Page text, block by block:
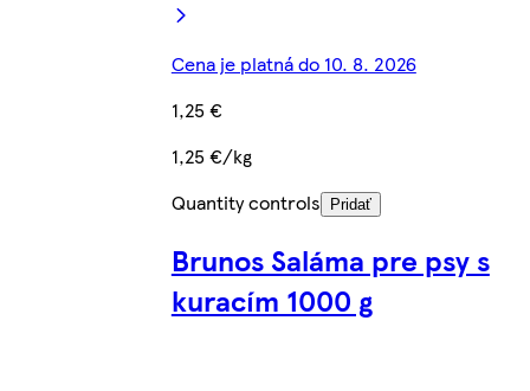
Cena je platná do 10. 8. 2026
1,25 €
1,25 €/kg
Quantity controls
Pridať
Brunos Saláma pre psy s
kuracím 1000 g